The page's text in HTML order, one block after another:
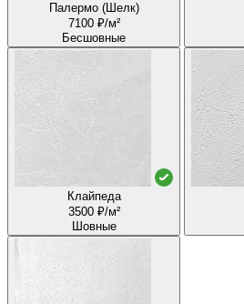
Палермо (Шелк)
7100 ₽/м²
Бесшовные
Клайпеда
3500 ₽/м²
Шовные